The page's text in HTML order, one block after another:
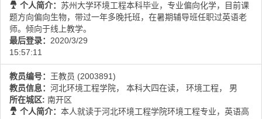
个人简介： 苏州大学环境工程本科毕业，专业偏向化学，目前课
题方向偏向生物，带过一年多晚托班，在暑期辅导班任职过英语老
师。倾向于线上教学。
最后登录： 2020/3/29
15:57:11
教员编号： 王教员 (2003891)
教员信息： 河北环境工程学院， 本科大四在读， 环境工程， 男
所在城区: 南开区
个人简介： 本人就读于河北环境工程学院环境工程专业，英语高